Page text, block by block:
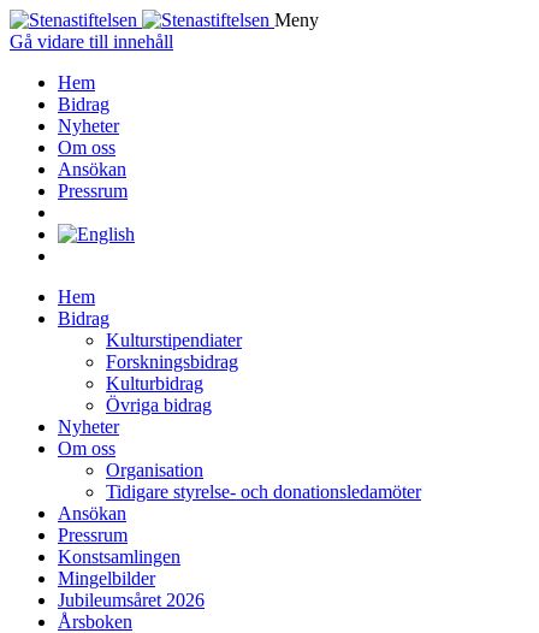
Meny
Gå vidare till innehåll
Hem
Bidrag
Nyheter
Om oss
Ansökan
Pressrum
Hem
Bidrag
Kulturstipendiater
Forskningsbidrag
Kulturbidrag
Övriga bidrag
Nyheter
Om oss
Organisation
Tidigare styrelse- och donationsledamöter
Ansökan
Pressrum
Konstsamlingen
Mingelbilder
Jubileumsåret 2026
Årsboken